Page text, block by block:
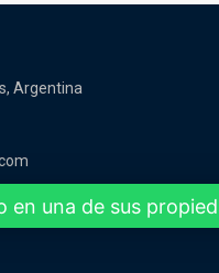
Argentina
en una de sus